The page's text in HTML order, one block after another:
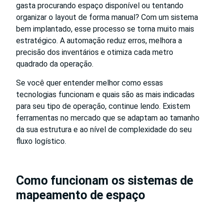
gasta procurando espaço disponível ou tentando
organizar o layout de forma manual? Com um sistema
bem implantado, esse processo se torna muito mais
estratégico. A automação reduz erros, melhora a
precisão dos inventários e otimiza cada metro
quadrado da operação.
Se você quer entender melhor como essas
tecnologias funcionam e quais são as mais indicadas
para seu tipo de operação, continue lendo. Existem
ferramentas no mercado que se adaptam ao tamanho
da sua estrutura e ao nível de complexidade do seu
fluxo logístico.
Como funcionam os sistemas de
mapeamento de espaço